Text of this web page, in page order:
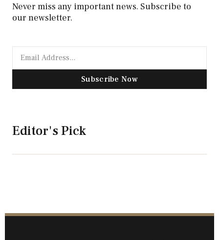
Never miss any important news. Subscribe to
our newsletter.
Subscribe Now
Editor's Pick